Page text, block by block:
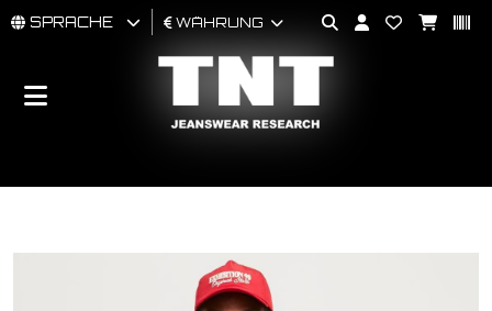
MÄNNER
BRAND
SPRACHE WÄHRUNG